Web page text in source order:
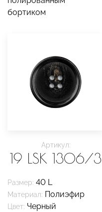
бортиком
Артикул:
19 LSK 1306/3
Размер: 40 L
Материал: Полиэфир
Цвет: Черный